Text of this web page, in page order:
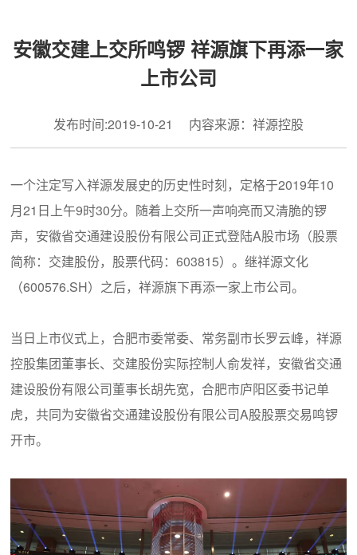
安徽交建上交所鸣锣 祥源旗下再添一家
上市公司
发布时间:2019-10-21 内容来源：祥源控股
一个注定写入祥源发展史的历史性时刻，定格于2019年10
月21日上午9时30分。随着上交所一声响亮而又清脆的锣
声，安徽省交通建设股份有限公司正式登陆A股市场（股票
简称：交建股份，股票代码：603815）。继祥源文化
（600576.SH）之后，祥源旗下再添一家上市公司。
当日上市仪式上，合肥市委常委、常务副市长罗云峰，祥源
控股集团董事长、交建股份实际控制人俞发祥，安徽省交通
建设股份有限公司董事长胡先宽，合肥市庐阳区委书记单
虎，共同为安徽省交通建设股份有限公司A股股票交易鸣锣
开市。